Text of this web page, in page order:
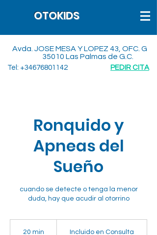
OTOKIDS
Avda. JOSE MESA Y LOPEZ 43, OFC. G
35010 Las Palmas de G.C.
Tel: +34676801142 PEDIR CITA
Ronquido y
Apneas del
Sueño
cuando se detecte o tenga la menor
duda, hay que acudir al otorrino
20 min
ConsultaIncluido en Consulta